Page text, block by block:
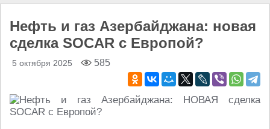
Нефть и газ Азербайджана: новая
сделка SOCAR с Европой?
5 октября 2025 585